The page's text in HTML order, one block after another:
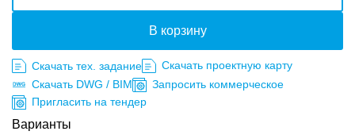
В корзину
Скачать тех. задание
Скачать проектную карту
Скачать DWG / BIM
Запросить коммерческое
Пригласить на тендер
Варианты